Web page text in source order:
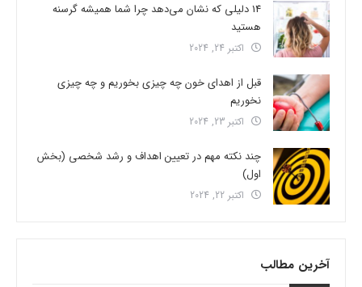
14 دلیلی که نشان می‌دهد چرا شما همیشه گرسنه
هستید
اکتبر 24, 2024
قبل از اهدای خون چه چیزی بخوریم و چه چیزی
نخوریم
اکتبر 23, 2024
چند نکته مهم در تعیین اهداف و رشد شخصی (بخش
اول)
اکتبر 22, 2024
آخرین مطالب